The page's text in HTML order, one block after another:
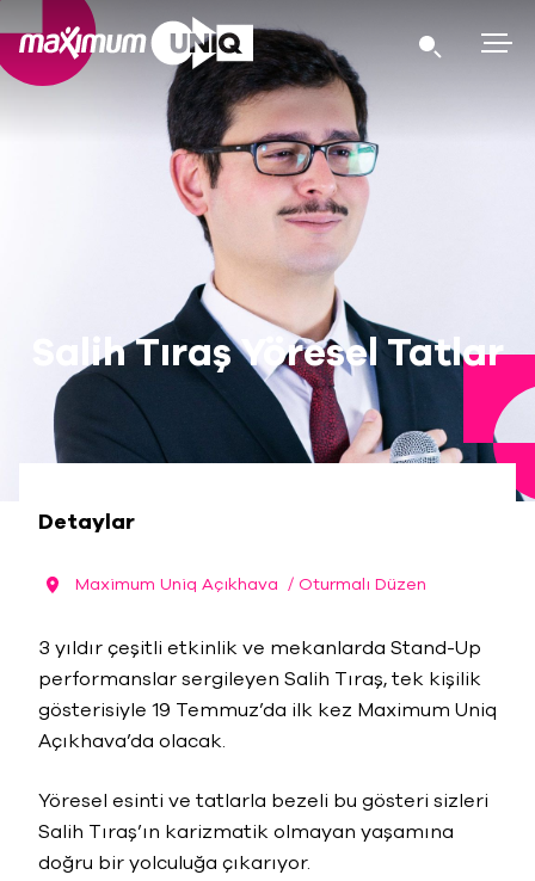
Salih Tıraş Yöresel Tatlar
Detaylar
Maximum Uniq Açıkhava / Oturmalı Düzen
3 yıldır çeşitli etkinlik ve mekanlarda Stand-Up
performanslar sergileyen Salih Tıraş, tek kişilik
gösterisiyle 19 Temmuz’da ilk kez Maximum Uniq
Açıkhava’da olacak.
Yöresel esinti ve tatlarla bezeli bu gösteri sizleri
Salih Tıraş’ın karizmatik olmayan yaşamına
doğru bir yolculuğa çıkarıyor.